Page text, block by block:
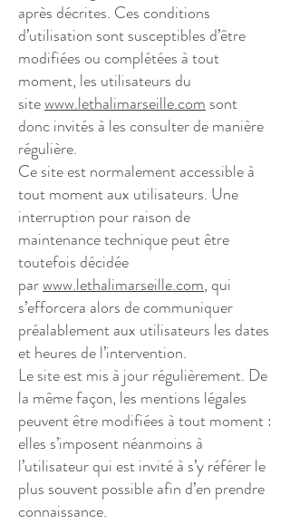
après décrites. Ces conditions
d’utilisation sont susceptibles d’être
modifiées ou complétées à tout
moment, les utilisateurs du
sitewww.lethalimarseille.com sont
donc invités à les consulter de manière
régulière.
Ce site est normalement accessible à
tout moment aux utilisateurs. Une
interruption pour raison de
maintenance technique peut être
toutefois décidée
parwww.lethalimarseille.com,qui
s’efforcera alors de communiquer
préalablement aux utilisateurs les dates
et heures de l’intervention.
Le site est mis à jour régulièrement. De
la même façon, les mentions légales
peuvent être modifiées à tout moment :
elles s’imposent néanmoins à
l’utilisateur qui est invité à s’y référer le
plus souvent possible afin d’en prendre
connaissance.